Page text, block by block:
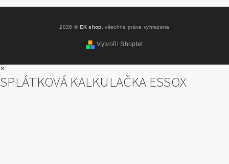
2026 © EK shop , všechna práva vyhrazena
Vytvořil Shoptet
×
SPLÁTKOVÁ KALKULAČKA ESSOX